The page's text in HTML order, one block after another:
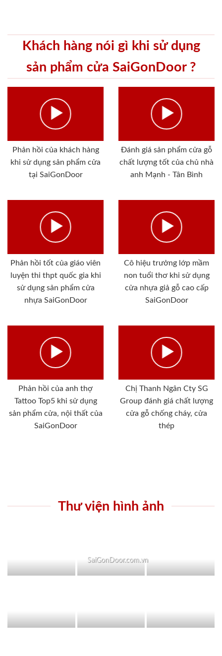
Khách hàng nói gì khi sử dụng
sản phẩm cửa SaiGonDoor ?
Phản hồi của khách hàng
khi sử dụng sản phẩm cửa
tại SaiGonDoor
Đánh giá sản phẩm cửa gỗ
chất lượng tốt của chủ nhà
anh Mạnh - Tân Bình
Phản hồi tốt của giáo viên
luyện thi thpt quốc gia khi
sử dụng sản phẩm cửa
nhựa SaiGonDoor
Cô hiệu trưởng lớp mầm
non tuổi thơ khi sử dụng
cửa nhựa giả gỗ cao cấp
SaiGonDoor
Phản hồi của anh thợ
Tattoo Top5 khi sử dụng
sản phẩm cửa, nội thất của
SaiGonDoor
Chị Thanh Ngân Cty SG
Group đánh giá chất lượng
cửa gỗ chống cháy, cửa
thép
Thư viện hình ảnh
SaiGonDoor.com.vn